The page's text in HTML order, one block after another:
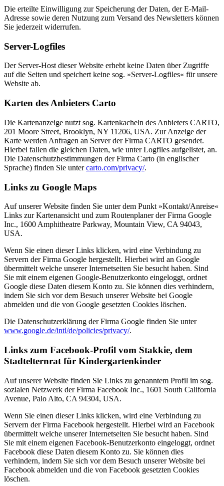
Die erteilte Einwilligung zur Speicherung der Daten, der E-Mail-
Adresse sowie deren Nutzung zum Versand des Newsletters können
Sie jederzeit widerrufen.
Server-Logfiles
Der Server-Host dieser Website erhebt keine Daten über Zugriffe
auf die Seiten und speichert keine sog. »Server-Logfiles« für unsere
Website ab.
Karten des Anbieters Carto
Die Kartenanzeige nutzt sog. Kartenkacheln des Anbieters CARTO,
201 Moore Street, Brooklyn, NY 11206, USA. Zur Anzeige der
Karte werden Anfragen an Server der Firma CARTO gesendet.
Hierbei fallen die gleichen Daten, wie unter Logfiles aufgelistet, an.
Die Datenschutzbestimmungen der Firma Carto (in englischer
Sprache) finden Sie untercarto.com/privacy/.
Links zu Google Maps
Auf unserer Website finden Sie unter dem Punkt »Kontakt/Anreise«
Links zur Kartenansicht und zum Routenplaner der Firma Google
Inc., 1600 Amphitheatre Parkway, Mountain View, CA 94043,
USA.
Wenn Sie einen dieser Links klicken, wird eine Verbindung zu
Servern der Firma Google hergestellt. Hierbei wird an Google
übermittelt welche unserer Internetseiten Sie besucht haben. Sind
Sie mit einem eigenen Google-Benutzerkonto eingeloggt, ordnet
Google diese Daten diesem Konto zu. Sie können dies verhindern,
indem Sie sich vor dem Besuch unserer Website bei Google
abmelden und die von Google gesetzten Cookies löschen.
Die Datenschutzerklärung der Firma Google finden Sie unter
www.google.de/intl/de/policies/privacy/.
Links zum Facebook-Profil vom Stakkie, dem
Stadtelternrat für Kindergartenkinder
Auf unserer Website finden Sie Links zu genanntem Profil im sog.
sozialen Netzwerk der Firma Facebook Inc., 1601 South California
Avenue, Palo Alto, CA 94304, USA.
Wenn Sie einen dieser Links klicken, wird eine Verbindung zu
Servern der Firma Facebook hergestellt. Hierbei wird an Facebook
übermittelt welche unserer Internetseiten Sie besucht haben. Sind
Sie mit einem eigenen Facebook-Benutzerkonto eingeloggt, ordnet
Facebook diese Daten diesem Konto zu. Sie können dies
verhindern, indem Sie sich vor dem Besuch unserer Website bei
Facebook abmelden und die von Facebook gesetzten Cookies
löschen.